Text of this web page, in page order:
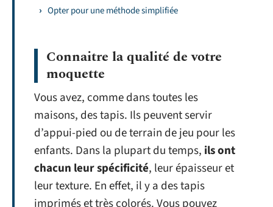
Opter pour une méthode simplifiée
Connaitre la qualité de votre
moquette
Vous avez, comme dans toutes les
maisons, des tapis. Ils peuvent servir
d’appui-pied ou de terrain de jeu pour les
enfants. Dans la plupart du temps, ils ont
chacun leur spécificité, leur épaisseur et
leur texture. En effet, il y a des tapis
imprimés et très colorés. Vous pouvez